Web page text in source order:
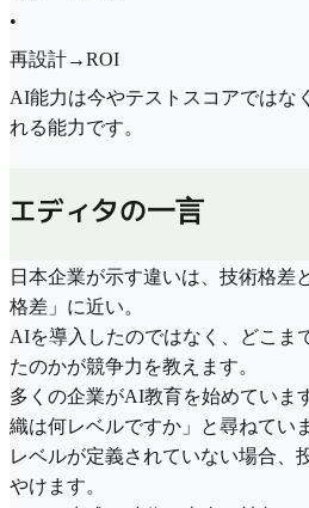
•
再設計→ROI
AI能力は今やテストスコアではな
れる能力です。
エディタの一言
日本企業が示す違いは、技術格差
格差」に近い。
AIを導入したのではなく、どこま
たのかが競争力を教えます。
多くの企業がAI教育を始めていま
織は何レベルですか」と尋ねてい
レベルが定義されていない場合、
やけます。